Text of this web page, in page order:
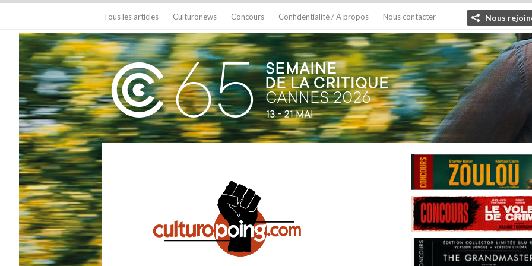
Tous les articles Culturonews Concours Confidentialité / A propos Nous contacter Nous